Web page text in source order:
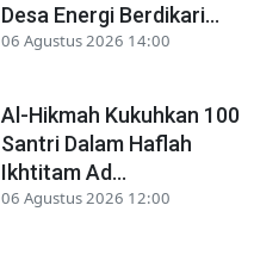
Desa Energi Berdikari...
06 Agustus 2026 14:00
Al-Hikmah Kukuhkan 100
Santri Dalam Haflah
Ikhtitam Ad...
06 Agustus 2026 12:00